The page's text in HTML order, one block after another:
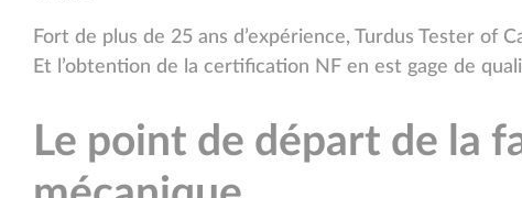
Fort de plus de 25 ans d’expérience, Turdus Tester
Et l’obtention de la certification NF en est gage de
Le point de départ de la